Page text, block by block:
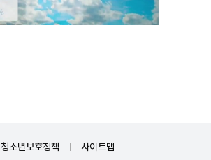
청소년보호정책 사이트맵